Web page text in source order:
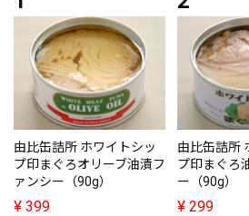
由比缶詰所 ホワイトシッ
プ印まぐろオリーブ油漬フ
ァンシー（90g）
¥ 399
由比缶詰所
プ印まぐろ
ー（90g）
¥ 299